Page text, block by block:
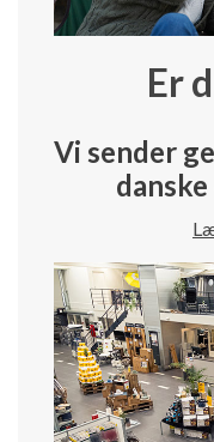
Er
Vi sender